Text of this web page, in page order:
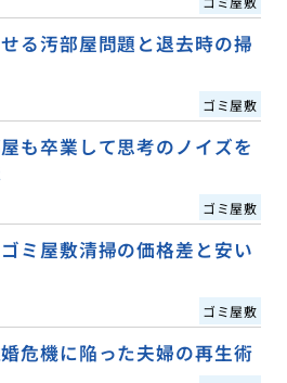
る汚部屋問題と退去時の掃
ゴミ屋敷
も卒業して思考のノイズを
ゴミ屋敷
ミ屋敷清掃の価格差と安い
ゴミ屋敷
危機に陥った夫婦の再生術